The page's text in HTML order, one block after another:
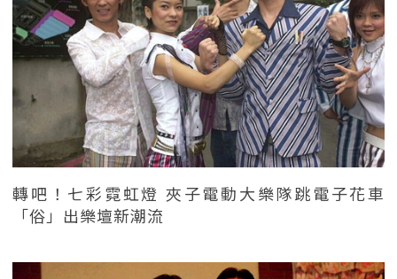
轉吧！七彩霓虹燈 夾子電動大樂隊跳電子花車
「俗」出樂壇新潮流